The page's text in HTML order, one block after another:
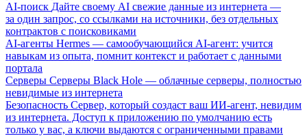
AI-поиск Дайте своему AI свежие данные из интернета —
за один запрос, со ссылками на источники, без отдельных
контрактов с поисковиками
AI-агенты Hermes — самообучающийся AI-агент: учится
навыкам из опыта, помнит контекст и работает с данными
портала
Серверы Серверы Black Hole — облачные серверы, полностью
невидимые из интернета
Безопасность Сервер, который создаст ваш ИИ-агент, невидим
из интернета. Доступ к приложению по умолчанию есть
только у вас, а ключи выдаются с ограниченными правами